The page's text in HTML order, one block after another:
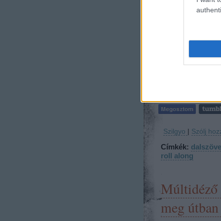
Szilgyo | Szólj
Címkék:
roll along
meg